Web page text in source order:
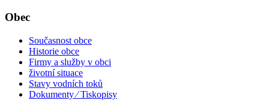
Obec
Současnost obce
Historie obce
Firmy a služby v obci
životní situace
Stavy vodních toků
Dokumenty ⁄ Tiskopisy